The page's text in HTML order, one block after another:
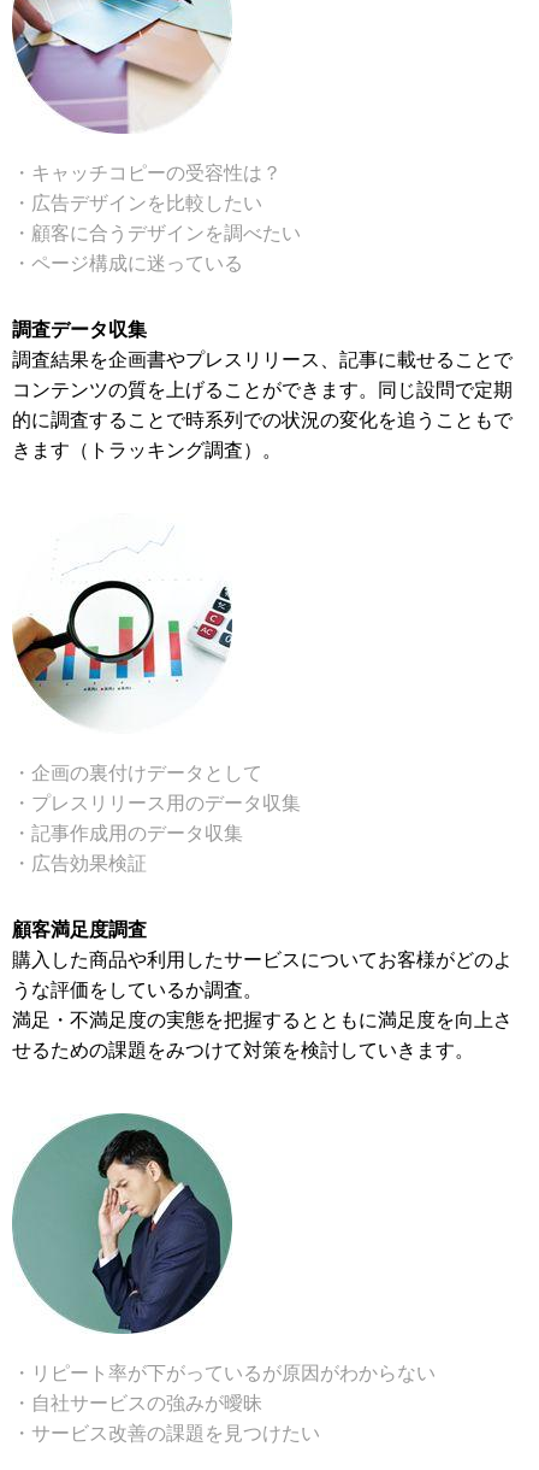
・キャッチコピーの受容性は？
・広告デザインを比較したい
・顧客に合うデザインを調べたい
・ページ構成に迷っている
調査データ収集
調査結果を企画書やプレスリリース、記事に載せることで
コンテンツの質を上げることができます。同じ設問で定期
的に調査することで時系列での状況の変化を追うこともで
きます（トラッキング調査）。
・企画の裏付けデータとして
・プレスリリース用のデータ収集
・記事作成用のデータ収集
・広告効果検証
顧客満足度調査
購入した商品や利用したサービスについてお客様がどのよ
うな評価をしているか調査。
満足・不満足度の実態を把握するとともに満足度を向上さ
せるための課題をみつけて対策を検討していきます。
・リピート率が下がっているが原因がわからない
・自社サービスの強みが曖昧
・サービス改善の課題を見つけたい